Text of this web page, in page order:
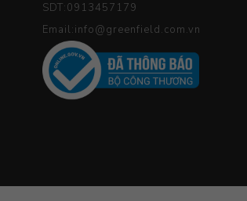
SDT:0913457179
Email:info@greenfield.com.vn